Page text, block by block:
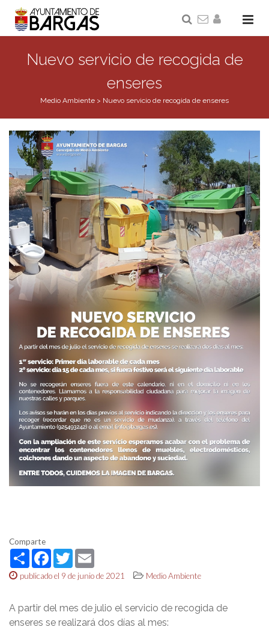
Nuevo servicio de recogida de
enseres
Medio Ambiente > Nuevo servicio de recogida de enseres
Comparte
ShareFacebook
Twitter
publicado el 9 de junio de 2021 Medio Ambiente
A partir del mes de julio el servicio de recogida de
enseres se realizará dos días al mes: